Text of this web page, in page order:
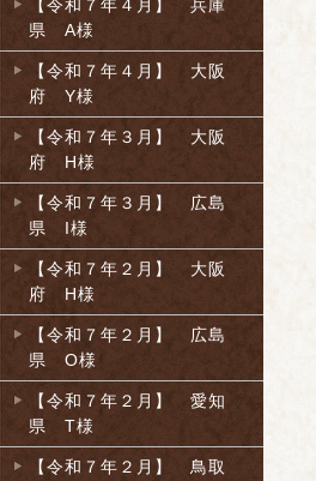
【令和７年４月】 兵庫
県 A様
【令和７年４月】 大阪
府 Y様
【令和７年３月】 大阪
府 H様
【令和７年３月】 広島
県 I様
【令和７年２月】 大阪
府 H様
【令和７年２月】 広島
県 O様
【令和７年２月】 愛知
県 T様
【令和７年２月】 鳥取